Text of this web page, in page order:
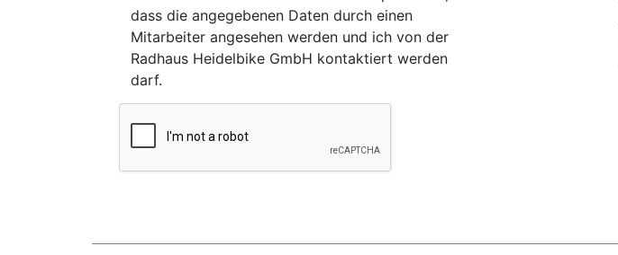
dass die angegebenen Daten durch einen
Mitarbeiter angesehen werden und ich von der
Radhaus Heidelbike GmbH kontaktiert werden
darf.